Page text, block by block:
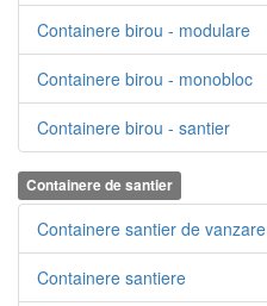
Containere birou - modulare
Containere birou - monobloc
Containere birou - santier
Containere de santier
Containere santier de vanzare
Containere santiere